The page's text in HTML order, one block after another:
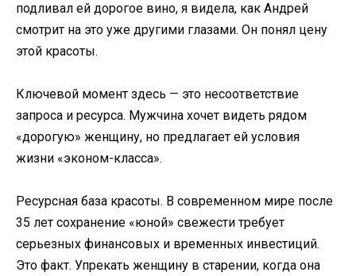
подливал ей дорогое вино, я видела, как Андрей
смотрит на это уже другими глазами. Он понял цену
этой красоты.
Ключевой момент здесь — это несоответствие
запроса и ресурса. Мужчина хочет видеть рядом
«дорогую» женщину, но предлагает ей условия
жизни «эконом-класса».
Ресурсная база красоты. В современном мире после
35 лет сохранение «юной» свежести требует
серьезных финансовых и временных инвестиций.
Это факт. Упрекать женщину в старении, когда она